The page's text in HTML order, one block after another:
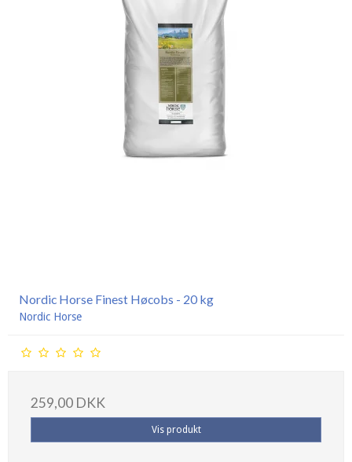
Nordic Horse Finest Høcobs - 20 kg
Nordic Horse
259,00 DKK
Vis produkt